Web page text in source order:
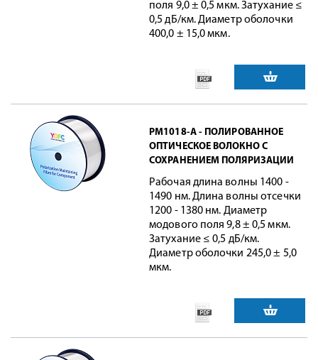
поля 9,0 ± 0,5 мкм. Затухание ≤
0,5 дБ/км. Диаметр оболочки
400,0 ± 15,0 мкм.
PM1018-A - ПОЛИРОВАННОЕ
ОПТИЧЕСКОЕ ВОЛОКНО С
СОХРАНЕНИЕМ ПОЛЯРИЗАЦИИ
Рабочая длина волны 1400 -
1490 нм. Длина волны отсечки
1200 - 1380 нм. Диаметр
модового поля 9,8 ± 0,5 мкм.
Затухание ≤ 0,5 дБ/км.
Диаметр оболочки 245,0 ± 5,0
мкм.